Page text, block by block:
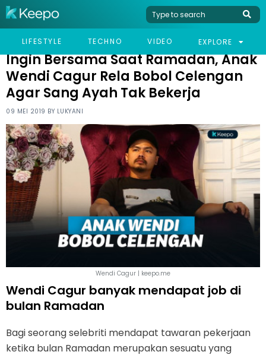
LIFESTYLE TECHNO VIDEO EXPLORE
HOME CELEB
INGIN BERSAMA SAAT RAMADAN, ANAK WENDI CAGUR RELA
Ingin Bersama Saat Ramadan, Anak
Wendi Cagur Rela Bobol Celengan
Agar Sang Ayah Tak Bekerja
09 MEI 2019 BY LUKYANI
Wendi Cagur | keepo.me
Wendi Cagur banyak mendapat job di
bulan Ramadan
Bagi seorang selebriti mendapat tawaran pekerjaan
ketika bulan Ramadan merupakan sesuatu yang